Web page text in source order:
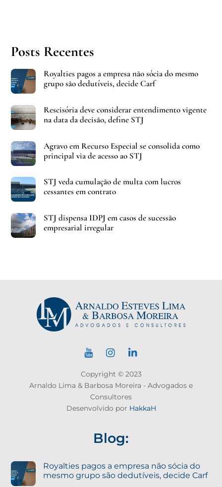
Posts Recentes
Royalties pagos a empresa não sócia do mesmo
grupo são dedutíveis, decide Carf
Rescisória deve considerar entendimento vigente
na data da decisão, define STJ
Agravo em Recurso Especial se consolida como
principal via de acesso ao STJ
STJ veda cumulação de multa com lucros
cessantes em contrato
STJ dispensa IDPJ em casos de sucessão
empresarial irregular
Copyright © 2023
Arnaldo Lima & Barbosa Moreira - Advogados e
Consultores
Desenvolvido por HakkaH
Blog:
Royalties pagos a empresa não sócia do
mesmo grupo são dedutíveis, decide Carf